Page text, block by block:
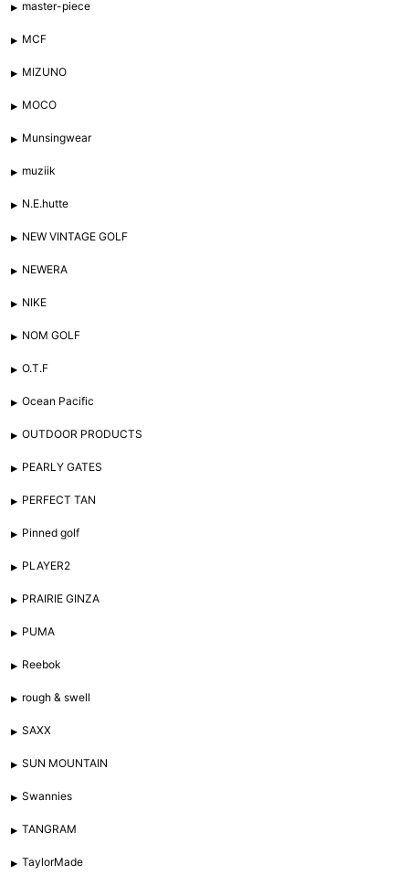
master-piece
MCF
MIZUNO
MOCO
Munsingwear
muziik
N.E.hutte
NEW VINTAGE GOLF
NEWERA
NIKE
NOM GOLF
O.T.F
Ocean Pacific
OUTDOOR PRODUCTS
PEARLY GATES
PERFECT TAN
Pinned golf
PLAYER2
PRAIRIE GINZA
PUMA
Reebok
rough & swell
SAXX
SUN MOUNTAIN
Swannies
TANGRAM
TaylorMade